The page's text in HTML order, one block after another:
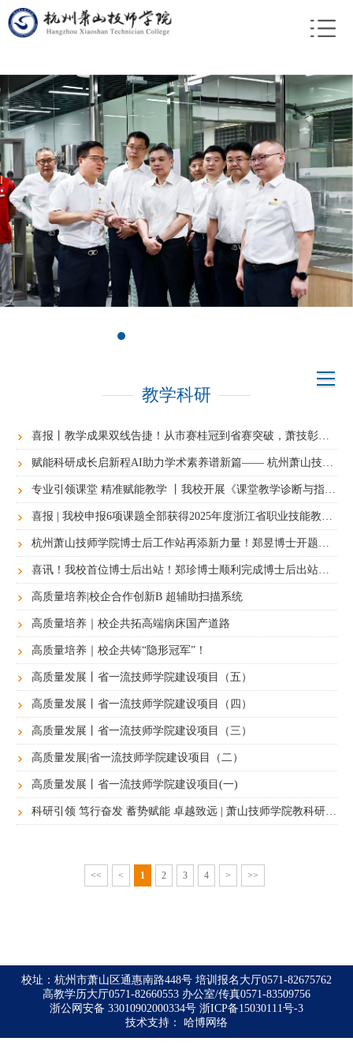
教学科研
高质量培养|校企合作创新B 超辅助扫描系统
高质量培养｜校企共拓高端病床国产道路
高质量培养｜校企共铸“隐形冠军”！
高质量发展丨省一流技师学院建设项目（五）
高质量发展丨省一流技师学院建设项目（四）
高质量发展丨省一流技师学院建设项目（三）
高质量发展|省一流技师学院建设项目（二）
高质量发展丨省一流技师学院建设项目(一)
<< < 1 2 3 4 > >>
校址：杭州市萧山区通惠南路448号 培训报名大厅0571-82675762
高教学历大厅0571-82660553 办公室/传真0571-83509756
浙公网安备 33010902000334号 浙ICP备15030111号-3
技术支持： 哈博网络